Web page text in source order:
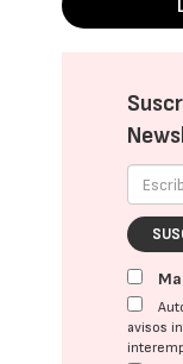
avisos